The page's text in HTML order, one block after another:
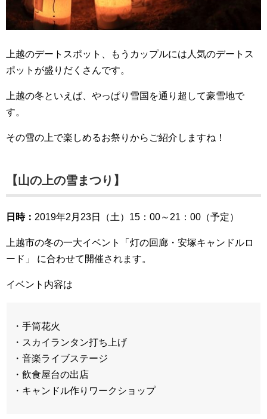
上越のデートスポット、もうカップルには人気のデートス
ポットが盛りだくさんです。
上越の冬といえば、やっぱり雪国を通り超して豪雪地で
す。
その雪の上で楽しめるお祭りからご紹介しますね！
【山の上の雪まつり】
日時： 2019年2月23日（土）15：00～21：00（予定）
上越市の冬の一大イベント「灯の回廊・安塚キャンドルロ
ード」 に合わせて開催されます。
イベント内容は
・手筒花火
・スカイランタン打ち上げ
・音楽ライブステージ
・飲食屋台の出店
・キャンドル作りワークショップ